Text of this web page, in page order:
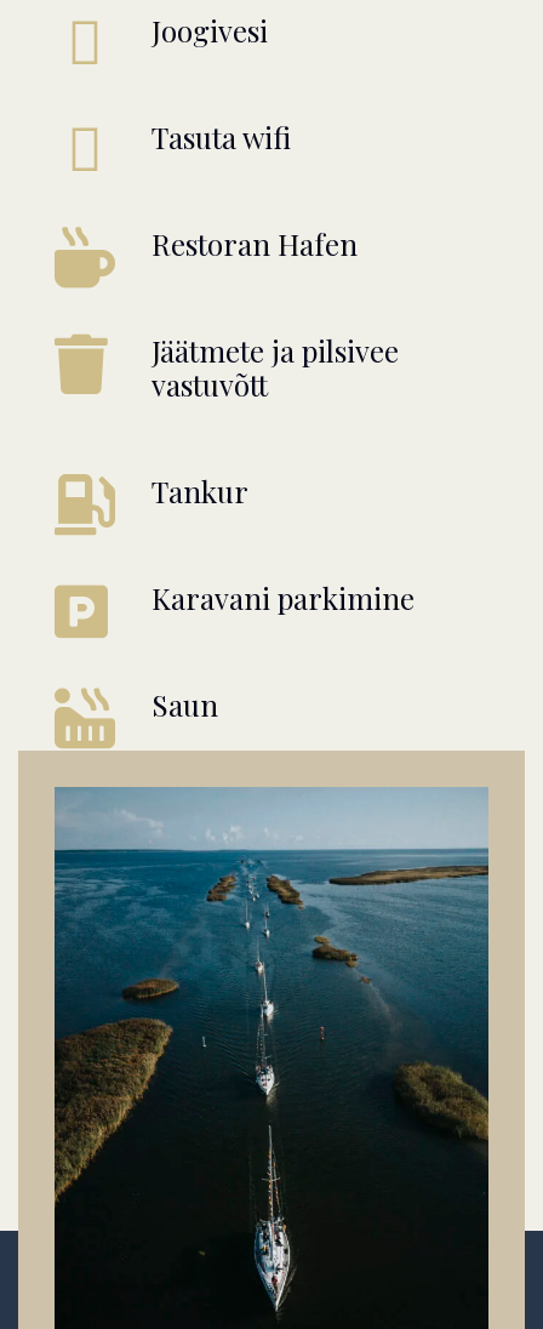
Joogivesi
Tasuta wifi
Restoran Hafen
Jäätmete ja pilsivee
vastuvõtt
Tankur
Karavani parkimine
Saun